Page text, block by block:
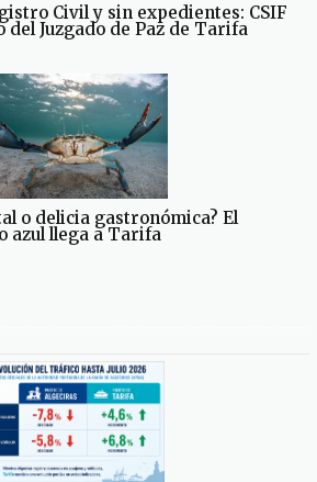
Civil y sin expedientes: CSIF
del Juzgado de Paz de Tarifa
o delicia gastronómica? El
azul llega a Tarifa